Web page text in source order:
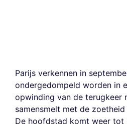
Parijs verkennen in
ondergedompeld worden in
opwinding van de terugkeer
samensmelt met de
De hoofdstad komt weer tot